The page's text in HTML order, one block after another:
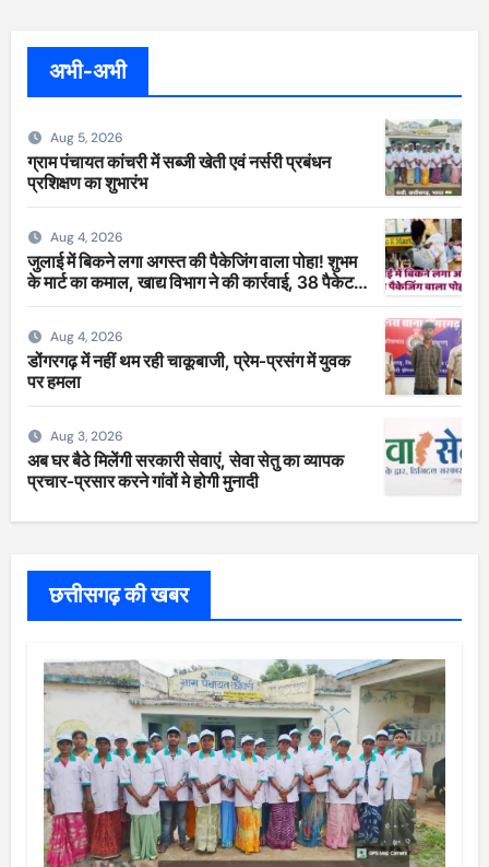
अभी-अभी
Aug 5, 2026
ग्राम पंचायत कांचरी में सब्जी खेती एवं नर्सरी प्रबंधन
प्रशिक्षण का शुभारंभ
Aug 4, 2026
जुलाई में बिकने लगा अगस्त की पैकेजिंग वाला पोहा! शुभम
के मार्ट का कमाल, खाद्य विभाग ने की कार्रवाई, 38 पैकेट
सीज
Aug 4, 2026
डोंगरगढ़ में नहीं थम रही चाकूबाजी, प्रेम-प्रसंग में युवक
पर हमला
Aug 3, 2026
अब घर बैठे मिलेंगी सरकारी सेवाएं, सेवा सेतु का व्यापक
प्रचार-प्रसार करने गांवों मे होगी मुनादी
छत्तीसगढ़ की खबर